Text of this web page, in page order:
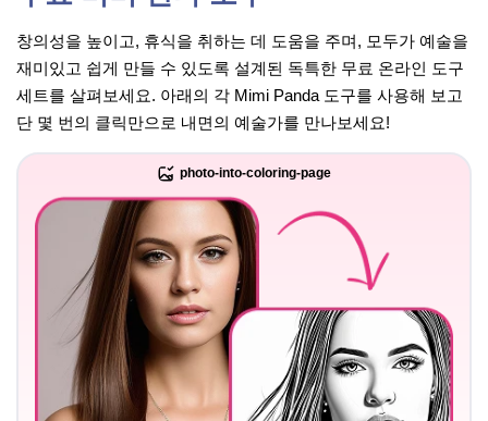
창의성을 높이고, 휴식을 취하는 데 도움을 주며, 모두가 예술을
재미있고 쉽게 만들 수 있도록 설계된 독특한 무료 온라인 도구
세트를 살펴보세요. 아래의 각 Mimi Panda 도구를 사용해 보고
단 몇 번의 클릭만으로 내면의 예술가를 만나보세요!
photo-into-coloring-page